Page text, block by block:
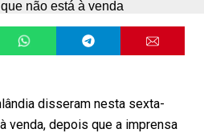
disseram nesta sexta-
venda, depois que a imprensa